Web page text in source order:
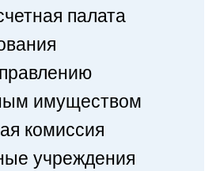
палата
имуществом
комиссия
учреждения